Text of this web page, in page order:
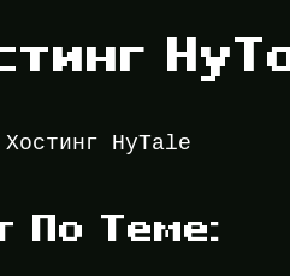
Хостинг HyTale
По Теме: